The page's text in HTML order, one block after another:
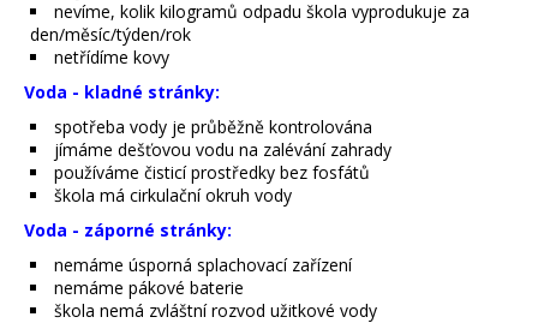
nevíme, kolik kilogramů odpadu škola vyprodukuje za
den/měsíc/týden/rok
netřídíme kovy
Voda - kladné stránky:
spotřeba vody je průběžně kontrolována
jímáme dešťovou vodu na zalévání zahrady
používáme čisticí prostředky bez fosfátů
škola má cirkulační okruh vody
Voda - záporné stránky:
nemáme úsporná splachovací zařízení
nemáme pákové baterie
škola nemá zvláštní rozvod užitkové vody